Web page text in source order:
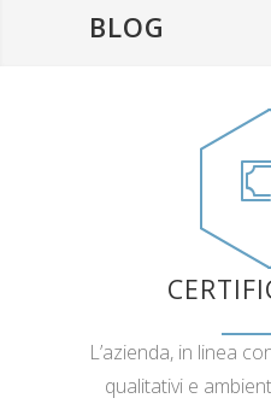
BLOG
L’azienda, in linea
qualitativi e